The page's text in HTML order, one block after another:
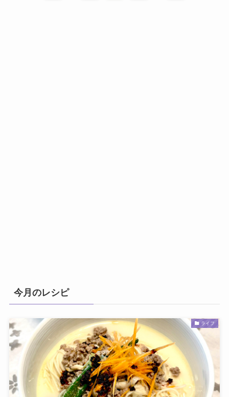
今月のレシピ
ライフ